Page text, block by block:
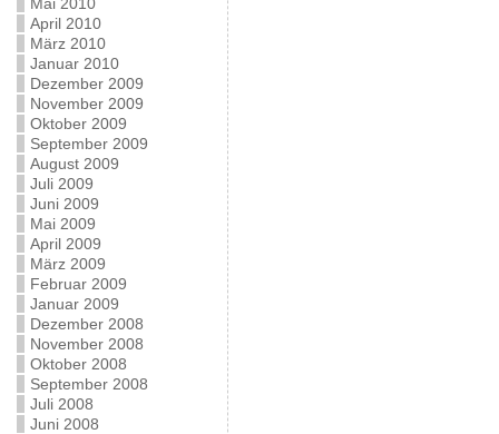
April 2010
März 2010
Januar 2010
Dezember 2009
November 2009
Oktober 2009
September 2009
August 2009
Juli 2009
Juni 2009
Mai 2009
April 2009
März 2009
Februar 2009
Januar 2009
Dezember 2008
November 2008
Oktober 2008
September 2008
Juli 2008
Juni 2008